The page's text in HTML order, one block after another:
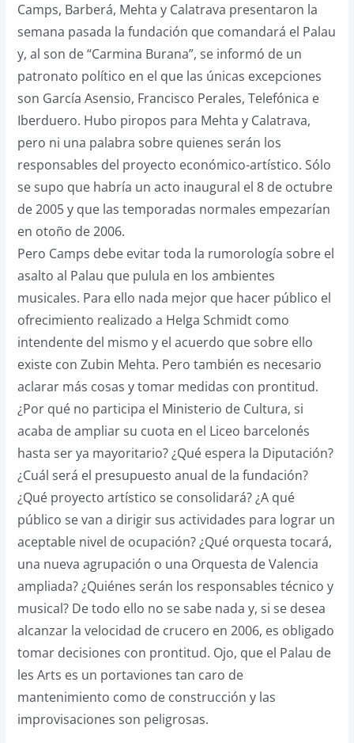
Camps, Barberá, Mehta y Calatrava presentaron la
semana pasada la fundación que comandará el Palau
y, al son de “Carmina Burana”, se informó de un
patronato político en el que las únicas excepciones
son García Asensio, Francisco Perales, Telefónica e
Iberduero. Hubo piropos para Mehta y Calatrava,
pero ni una palabra sobre quienes serán los
responsables del proyecto económico-artístico. Sólo
se supo que habría un acto inaugural el 8 de octubre
de 2005 y que las temporadas normales empezarían
en otoño de 2006.
Pero Camps debe evitar toda la rumorología sobre el
asalto al Palau que pulula en los ambientes
musicales. Para ello nada mejor que hacer público el
ofrecimiento realizado a Helga Schmidt como
intendente del mismo y el acuerdo que sobre ello
existe con Zubin Mehta. Pero también es necesario
aclarar más cosas y tomar medidas con prontitud.
¿Por qué no participa el Ministerio de Cultura, si
acaba de ampliar su cuota en el Liceo barcelonés
hasta ser ya mayoritario? ¿Qué espera la Diputación?
¿Cuál será el presupuesto anual de la fundación?
¿Qué proyecto artístico se consolidará? ¿A qué
público se van a dirigir sus actividades para lograr un
aceptable nivel de ocupación? ¿Qué orquesta tocará,
una nueva agrupación o una Orquesta de Valencia
ampliada? ¿Quiénes serán los responsables técnico y
musical? De todo ello no se sabe nada y, si se desea
alcanzar la velocidad de crucero en 2006, es obligado
tomar decisiones con prontitud. Ojo, que el Palau de
les Arts es un portaviones tan caro de
mantenimiento como de construcción y las
improvisaciones son peligrosas.